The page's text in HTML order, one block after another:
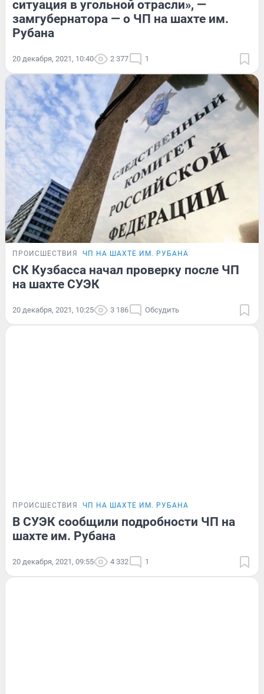
ситуация в угольной отрасли», —
замгубернатора — о ЧП на шахте им.
Рубана
20 декабря, 2021, 10:40 2 377 1
ПРОИСШЕСТВИЯ ЧП НА ШАХТЕ ИМ. РУБАНА
СК Кузбасса начал проверку после ЧП
на шахте СУЭК
20 декабря, 2021, 10:25 3 186 Обсудить
ПРОИСШЕСТВИЯ ЧП НА ШАХТЕ ИМ. РУБАНА
В СУЭК сообщили подробности ЧП на
шахте им. Рубана
20 декабря, 2021, 09:55 4 332 1